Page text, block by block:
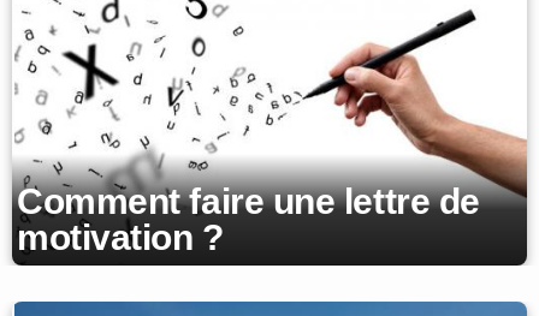
Comment faire une lettre de
motivation ?